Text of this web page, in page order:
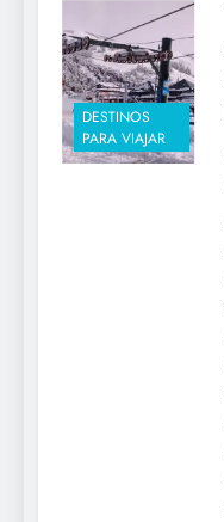
DESTINOS
PARA VIAJAR